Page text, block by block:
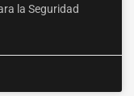
la Seguridad